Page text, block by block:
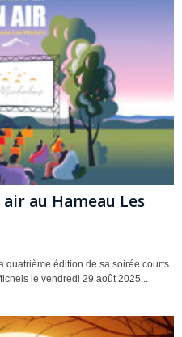
au Hameau Les
quatrième édition de sa soirée courts
le vendredi 29 août 2025...